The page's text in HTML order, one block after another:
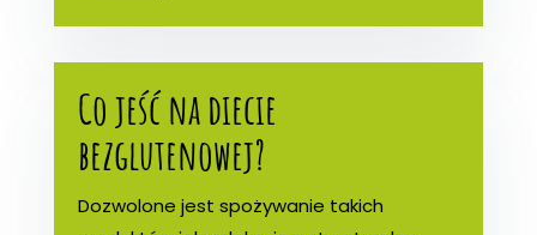
Co jeść na diecie
bezglutenowej?
Dozwolone jest spożywanie takich